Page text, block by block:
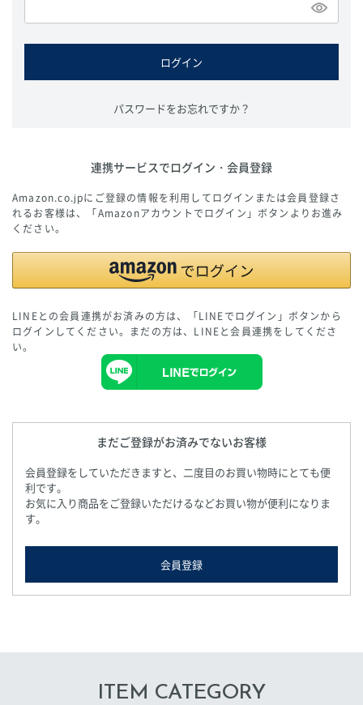
須
ログイン
パスワードをお忘れですか？
連携サービスでログイン・会員登録
Amazon.co.jpにご登録の情報を利用してログインまたは会員登録さ
れるお客様は、「Amazonアカウントでログイン」ボタンよりお進み
ください。
LINEとの会員連携がお済みの方は、「LINEでログイン」ボタンから
ログインしてください。まだの方は、 LINEと会員連携をしてくださ
い。
まだご登録がお済みでないお客様
会員登録をしていただきますと、二度目のお買い物時にとても便
利です。
お気に入り商品をご登録いただけるなどお買い物が便利になりま
す。
会員登録
ITEM CATEGORY